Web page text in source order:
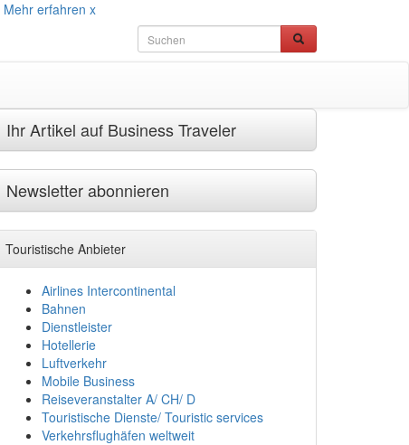
Mehr erfahren x
Ihr Artikel auf Business Traveler
Newsletter abonnieren
Touristische Anbieter
Airlines Intercontinental
Bahnen
Dienstleister
Hotellerie
Luftverkehr
Mobile Business
Reiseveranstalter A/ CH/ D
Touristische Dienste/ Touristic services
Verkehrsflughäfen weltweit